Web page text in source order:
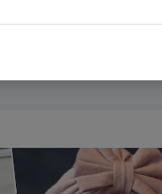
haar derde jaar aan